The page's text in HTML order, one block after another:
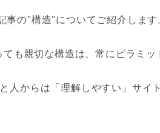
事の”構造”についてご紹介します
ても親切な構造は、常にピラミッ
人からは「理解しやすい」サイ